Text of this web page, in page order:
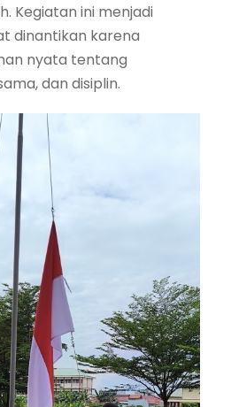
Kegiatan ini menjadi
dinantikan karena
nyata tentang
dan disiplin.